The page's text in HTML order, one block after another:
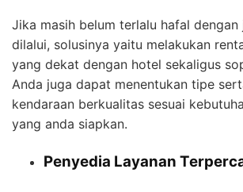
Jika masih belum terlalu hafal dengan
dilalui, solusinya yaitu melakukan
yang dekat dengan hotel sekaligus
Anda juga dapat menentukan tipe
kendaraan berkualitas sesuai
yang anda siapkan.
Penyedia Layanan